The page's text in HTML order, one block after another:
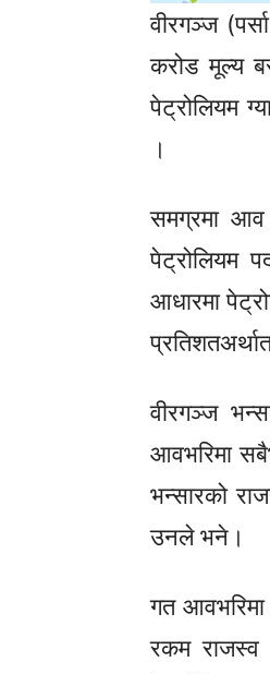
वीरगञ्ज
करोड मूल्य
पेट्रोलियम
।
समग्रमा
पेट्रोलियम
आधारमा
वीरगञ्ज
आवभरिमा
भन्सारको
उनले भने।
गत आवभरिमा
रकम